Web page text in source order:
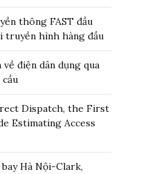
thông FAST đầu
truyền hình hàng đầu
điện dân dụng qua
Dispatch, the First
Estimating Access
Hà Nội-Clark,